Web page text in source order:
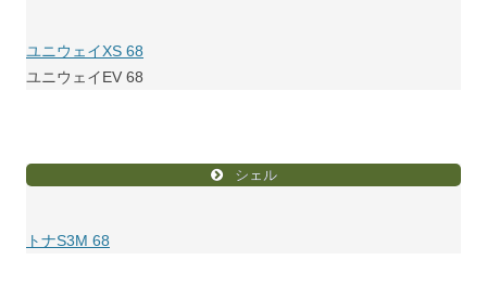
ユニウェイXS 68
ユニウェイEV 68
シェル
トナS3M 68